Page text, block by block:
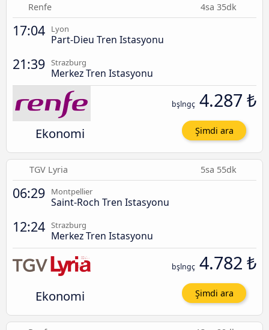
Renfe 4sa 35dk
17:04 Lyon
Part-Dieu Tren Istasyonu
21:39 Strazburg
Merkez Tren Istasyonu
Ekonomi
bşlngç 4.287 ₺
Şimdi ara
TGV Lyria 5sa 55dk
06:29 Montpellier
Saint-Roch Tren Istasyonu
12:24 Strazburg
Merkez Tren Istasyonu
Ekonomi
bşlngç 4.782 ₺
Şimdi ara